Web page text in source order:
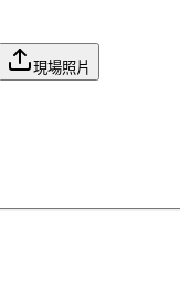
現場照片